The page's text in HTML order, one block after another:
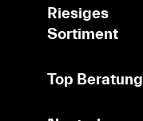
Riesiges
Sortiment
Top Beratung